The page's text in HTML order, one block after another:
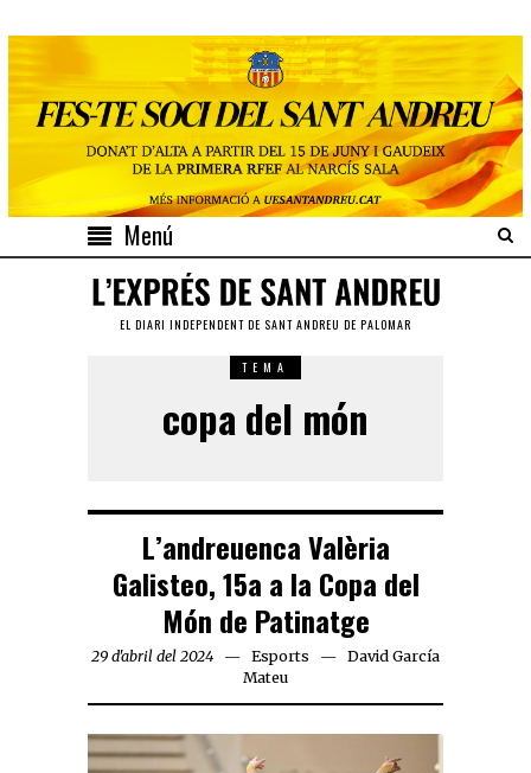
Menú
EL DIARI INDEPENDENT DE SANT ANDREU DE PALOMAR
TEMA
copa del món
L’andreuenca Valèria
Galisteo, 15a a la Copa del
Món de Patinatge
29 d'abril del 2024 Esports
David García
Mateu